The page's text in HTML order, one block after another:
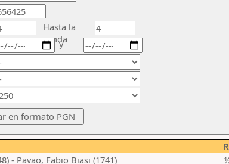
Hasta la
ronda
y
- Pavao, Fabio Biasi (1741)